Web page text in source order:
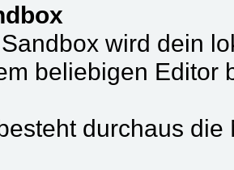
wird dein
beliebigen Editor
durchaus